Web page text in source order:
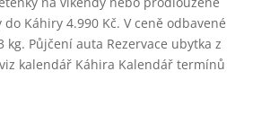
Káhiry 4.990 Kč. V ceně odbavené
kg. Půjčení auta Rezervace ubytka z
kalendář Káhira Kalendář termínů